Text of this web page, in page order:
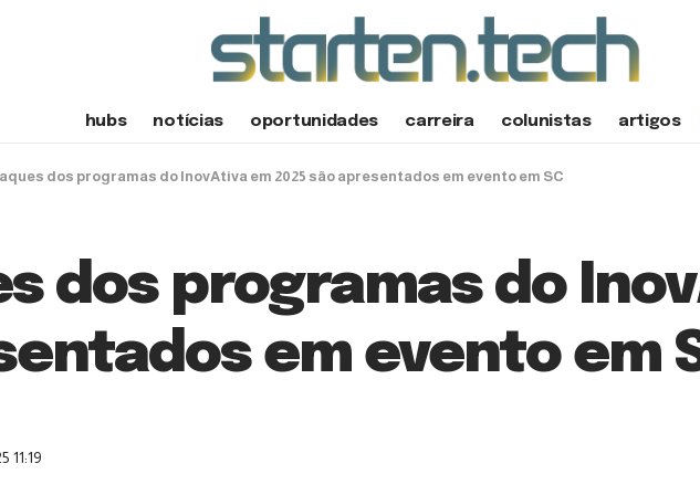
hubs notícias oportunidades carreira colunistas artigos
dos programas do InovAtiva em 2025 são apresentados em evento em SC
dos programas do
em evento em
11:19